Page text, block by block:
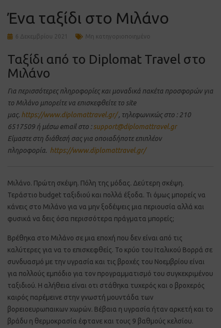
Ένα ταξίδι στο Μιλάνο
6 Δεκεμβρίου 2021 Μη κατηγοριοποιημένο
Ταξίδι από το Diplomat Travel στο
Μιλάνο
Για περισσότερες πληροφορίες και μοναδικά πακέτα προσφορών για
το Μιλάνο μπορείτε να επισκεφθείτε το site
μας. https://www.diplomattravel.gr/, τηλεφωνικώς στο : 210
6517509 ή μέσω email στο :support@diplomattravel.gr
Είμαστε στη διάθεσή σας για οποιαδήποτε επιπλέον
πληροφορία. https://www.diplomattravel.gr/
Μιλάνο. Πρώτη σκέψη. Πόλη της μόδας. Δεύτερη σκέψη.
Τεράστιο budget ταξιδιού και πολλά έξοδα. Τι όμως μπορείς να
κάνεις στο Μιλάνο για να μην ξοδέψεις μια περιουσία αλλά και
φυσικά να δεις όσα περισσότερα πράγματα μπορείς;
Βρέθηκα στο Μιλάνο σε μια εποχή που δεν είναι από τις
καλύτερες για να το επισκεφθείς. Το κρύο του Ιταλικού Βορρά σε
συνδυασμό με την υγρασία και τις βροχές του Νοεμβρίου είναι
για πολλούς εμπόδιο για τον προγραμματισμό του συγκεκριμένου
ταξιδιού. Η αλήθεια είναι οτι στάθηκα τυχερός και ο βροχερός
καιρός παρέμεινε στην γνωστή μουντάδα των
βορειοευρωπαικων χωρών. Βέβαια η υγρασία ήταν αρκετή και το
βράδυ η θερμοκρασία έφτανε και τους 9 βαθμούς κελσίου.